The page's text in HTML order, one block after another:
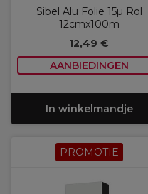
Sibel Alu Folie 15µ Rol
12cmx100m
12,49 €
AANBIEDINGEN
In winkelmandje
PROMOTIE